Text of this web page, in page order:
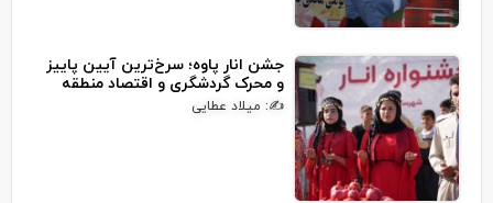
جشن انار پاوه؛ سرخ‌ترین آیین پاییز
و محرک گردشگری و اقتصاد منطقه
✍: میلاد عطایی